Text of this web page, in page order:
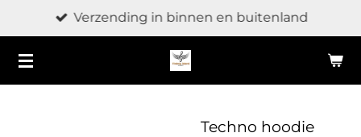
direct
naar
de
Verzending in binnen en buitenland
Techno hoodie